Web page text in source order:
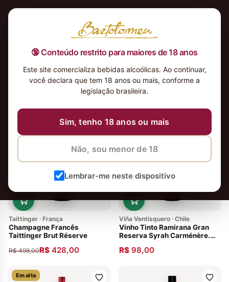
🔞 Conteúdo restrito para maiores de 18 anos
Este site comercializa bebidas alcoólicas. Ao continuar,
você declara que tem 18 anos ou mais, conforme a
legislação brasileira.
Sim, tenho 18 anos ou mais
Não, sou menor de 18
Lembrar-me neste dispositivo
Em alta
Taittinger · França
Champagne Francês
Taittinger Brut Réserve
R$498,00R$ 428,00
Viña Ventisquero · Chile
Vinho Tinto Ramirana Gran
Reserva Syrah Carménère.
R$ 98,00
Em alta